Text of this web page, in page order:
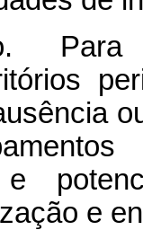
Para
e
e